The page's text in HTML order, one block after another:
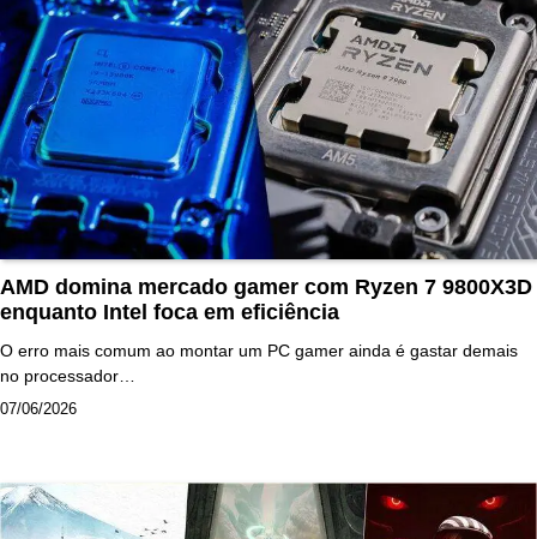
AMD domina mercado gamer com Ryzen 7 9800X3D
enquanto Intel foca em eficiência
O erro mais comum ao montar um PC gamer ainda é gastar demais
no processador…
07/06/2026